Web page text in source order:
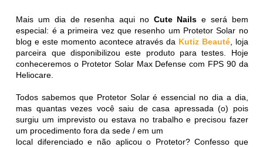
Mais um dia de resenha aqui no Cute Nails e será bem
especial: é a primeira vez que resenho um Protetor Solar no
blog e este momento acontece através da Kutiz Beauté, loja
parceira que disponibilizou este produto para testes. Hoje
conheceremos o Protetor Solar Max Defense com FPS 90 da
Heliocare.
Todos sabemos que Protetor Solar é essencial no dia a dia,
mas quantas vezes você saiu de casa apressada (o) pois
surgiu um imprevisto ou estava no trabalho e precisou fazer
um procedimento fora da sede / em um
local diferenciado e não aplicou o Protetor? Confesso que